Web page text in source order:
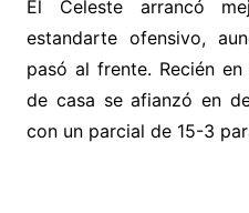
El Celeste arrancó
estandarte ofensivo,
pasó al frente. Recién
de casa se afianzó en
con un parcial de 15-3